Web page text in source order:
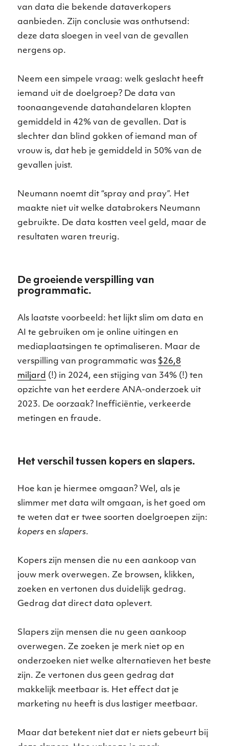
van data die bekende dataverkopers
aanbieden. Zijn conclusie was onthutsend:
deze data sloegen in veel van de gevallen
nergens op.
Neem een simpele vraag: welk geslacht heeft
iemand uit de doelgroep? De data van
toonaangevende datahandelaren klopten
gemiddeld in 42% van de gevallen. Dat is
slechter dan blind gokken of iemand man of
vrouw is, dat heb je gemiddeld in 50% van de
gevallen juist.
Neumann noemt dit “spray and pray”. Het
maakte niet uit welke databrokers Neumann
gebruikte. De data kostten veel geld, maar de
resultaten waren treurig.
De groeiende verspilling van
programmatic.
Als laatste voorbeeld: het lijkt slim om data en
AI te gebruiken om je online uitingen en
mediaplaatsingen te optimaliseren. Maar de
verspilling van programmatic was $26,8
miljard (!) in 2024, een stijging van 34% (!) ten
opzichte van het eerdere ANA-onderzoek uit
2023. De oorzaak? Inefficiëntie, verkeerde
metingen en fraude.
Het verschil tussen kopers en slapers.
Hoe kan je hiermee omgaan? Wel, als je
slimmer met data wilt omgaan, is het goed om
te weten dat er twee soorten doelgroepen zijn:
kopers enslapers.
Kopers zijn mensen die nu een aankoop van
jouw merk overwegen. Ze browsen, klikken,
zoeken en vertonen dus duidelijk gedrag.
Gedrag dat direct data oplevert.
Slapers zijn mensen die nu geen aankoop
overwegen. Ze zoeken je merk niet op en
onderzoeken niet welke alternatieven het beste
zijn. Ze vertonen dus geen gedrag dat
makkelijk meetbaar is. Het effect dat je
marketing nu heeft is dus lastiger meetbaar.
Maar dat betekent niet dat er niets gebeurt bij